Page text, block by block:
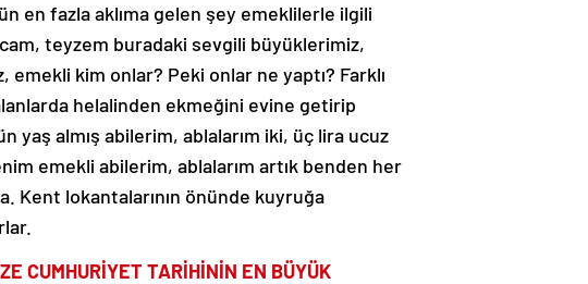
en fazla aklıma gelen şey emeklilerle ilgili
teyzem buradaki sevgili büyüklerimiz,
emekli kim onlar? Peki onlar ne yaptı? Farklı
helalinden ekmeğini evine getirip
almış abilerim, ablalarım iki, üç lira ucuz
emekli abilerim, ablalarım artık benden her
Kent lokantalarının önünde kuyruğa
CUMHURİYET TARİHİNİN EN BÜYÜK